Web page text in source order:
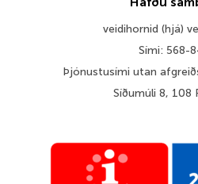
veidihornid (hjá)
Sími: 568-
Þjónustusími utan
Síðumúli 8, 108